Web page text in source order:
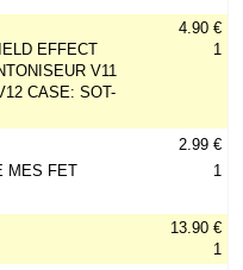
EFFECT
V11
CASE: SOT-
4.90 €
1
MES FET
2.99 €
1
13.90 €
1